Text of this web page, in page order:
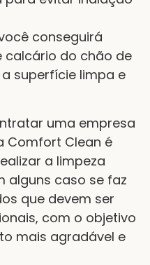
conseguirá
calcário do chão de
superfície limpa e
uma empresa
Comfort Clean é
a limpeza
alguns caso se faz
que devem ser
com o objetivo
mais agradável e